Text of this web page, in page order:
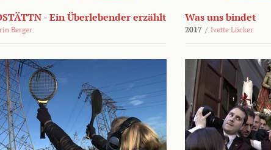
- Ein Überlebender erzählt
Berger
Was uns bindet
2017 / Ivette Löcker